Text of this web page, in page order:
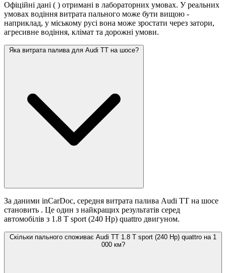
Офіційні дані ( ) отримані в лабораторних умовах. У реальних
умовах водіння витрата пального може бути вищою -
наприклад, у міському русі вона може зростати через затори,
агресивне водіння, клімат та дорожні умови.
Яка витрата палива для Audi TT на шосе?
За даними inCarDoc, середня витрата палива Audi TT на шосе
становить . Це один з найкращих результатів серед
автомобілів з 1.8 T sport (240 Hp) quattro двигуном.
Скільки пального споживає Audi TT 1.8 T sport (240 Hp) quattro на 1
000 км?